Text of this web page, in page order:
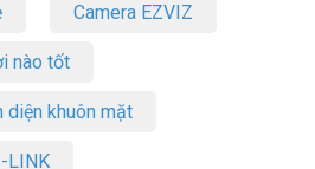
Camera EZVIZ
nào tốt
diện khuôn mặt
LINK